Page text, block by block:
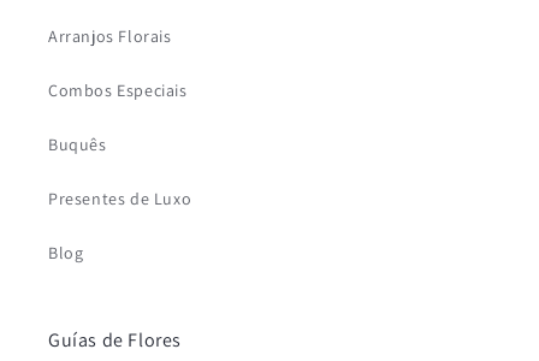
Arranjos Florais
Combos Especiais
Buquês
Presentes de Luxo
Blog
Guías de Flores